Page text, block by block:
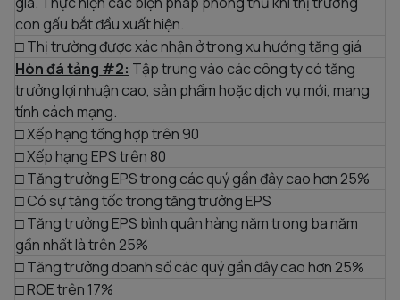
con gấu bắt đầu xuất hiện.
□ Thị trường được xác nhận ở trong xu hướng tăng giá
Hòn đá tảng #2: Tập trung vào các công ty có tăng
trưởng lợi nhuận cao, sản phẩm hoặc dịch vụ mới, mang
tính cách mạng.
□ Xếp hạng tổng hợp trên 90
□ Xếp hạng EPS trên 80
□ Tăng trưởng EPS trong các quý gần đây cao hơn 25%
□ Có sự tăng tốc trong tăng trưởng EPS
□ Tăng trưởng EPS bình quân hàng năm trong ba năm
gần nhất là trên 25%
□ Tăng trưởng doanh số các quý gần đây cao hơn 25%
□ ROE trên 17%